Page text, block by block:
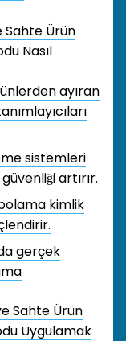
Sahte Ürün
Nasıl
ayıran
sistemleri
artırır.
kimlik
gerçek
Sahte Ürün
Uygulamak